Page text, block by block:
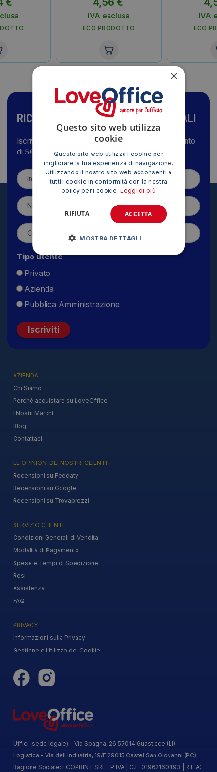
IVA esclusa
ECO PRODOTTO
IVA
ECO
RICEVI LE NOSTRE OFFERTE SPECIALI
Iscriviti alla nostra newsletter e ricevi subito lo sconto
di 5€
Tipo utente
Privato
Azienda
Pubblica Amministrazione
Iscriviti
AZIENDA
Chi Siamo
Perché acquistare su LoveOffice
I Nostri Marchi
Blog
Contattaci
LE OPINIONI DEI NOSTRI CLIENTI
Recensioni su Feedaty
Recensioni su Google
Recensioni su Trovaprezzi
SERVIZIO CLIENTI
Condizioni Generali di Vendita
Modalità di Pagamento
Spese e Tempi di Spedizione
Resi
Assistenza
FAQ
PRIVACY
Informazioni sulla Privacy
Gestione e Utilizzo dei Cookie
Uffici (sede legale) - Via Spagna, 26 57014 Guasticce (LI)
Logistica - Via dell Industria, 19/F 29015 Castel San Giovanni (PC)
Ragione Sociale: ECOPRINT SRL | P.IVA | C.F. 01962160493 | R.E.A:
×
Questo sito web utilizza
cookie
Questo sito web utilizza i cookie per
migliorare la tua esperienza di navigazione.
Utilizzando il nostro sito web acconsenti a
tutti i cookie in conformità con la nostra
policy per i cookie.Leggi di più
ACCETTA
RIFIUTA
MOSTRA DETTAGLI